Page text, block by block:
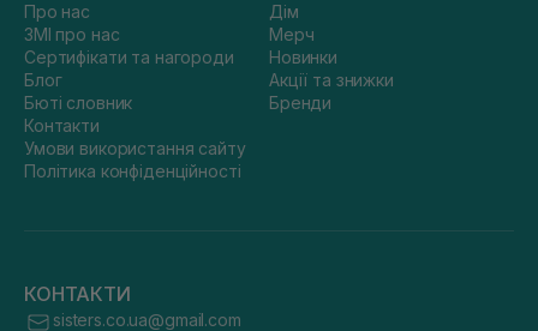
Про нас
ЗМІ про нас
Сертифікати та нагороди
Блог
Бюті словник
Контакти
Умови використання сайту
Політика конфіденційності
Дім
Мерч
Новинки
Акції та знижки
Бренди
КОНТАКТИ
sisters.co.ua@gmail.com